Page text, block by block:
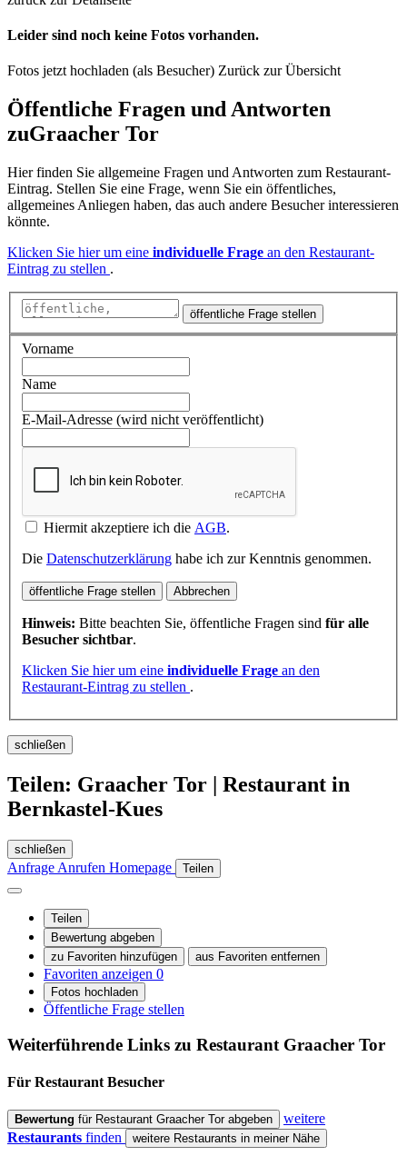
Leider sind noch keine Fotos vorhanden.
Fotos jetzt hochladen (als Besucher) Zurück zur Übersicht
Öffentliche Fragen und Antworten
zuGraacher Tor
Hier finden Sie allgemeine Fragen und Antworten zum Restaurant-
Eintrag. Stellen Sie eine Frage, wenn Sie ein öffentliches,
allgemeines Anliegen haben, das auch andere Besucher interessieren
könnte.
Klicken Sie hier um eine individuelle Frage an den Restaurant-
Eintrag zu stellen .
öffentliche Frage stellen
Vorname
Name
E-Mail-Adresse (wird nicht veröffentlicht)
Hiermit akzeptiere ich die AGB.
Die Datenschutzerklärung habe ich zur Kenntnis genommen.
öffentliche Frage stellen Abbrechen
Hinweis: Bitte beachten Sie, öffentliche Fragen sind für alle
Besucher sichtbar.
Klicken Sie hier um eine individuelle Frage an den
Restaurant-Eintrag zu stellen .
schließen
Teilen: Graacher Tor | Restaurant in
Bernkastel-Kues
schließen
Anfrage Anrufen Homepage Teilen
Teilen
Bewertung abgeben
zu Favoriten hinzufügen
aus Favoriten entfernen
Favoriten anzeigen 0
Fotos hochladen
Öffentliche Frage stellen
Weiterführende Links zu Restaurant Graacher Tor
Für Restaurant Besucher
Bewertung für Restaurant Graacher Tor abgeben
weitere
Restaurants finden weitere Restaurants in meiner Nähe